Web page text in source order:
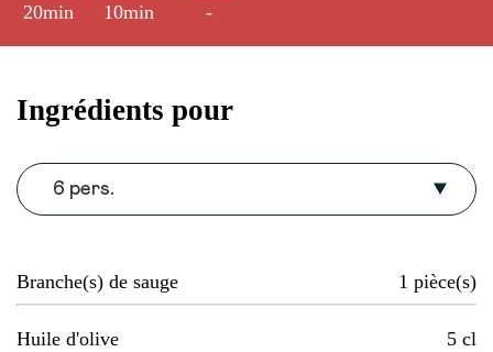
20min 10min -
Ingrédients pour
6 pers.
Branche(s) de sauge 1 pièce(s)
Huile d'olive 5 cl